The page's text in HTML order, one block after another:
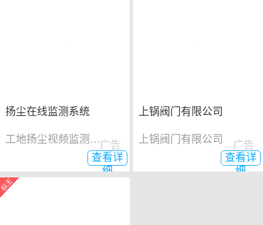
扬尘在线监测系统
工地扬尘视频监测系统
查看详
细
广告
上锅阀门有限公司
上锅阀门有限公司
查看详
细
广告